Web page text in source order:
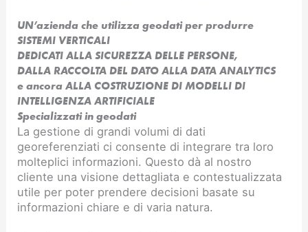
UN’azienda che utilizza geodati per produrre
SISTEMI VERTICALI
DEDICATI ALLA SICUREZZA DELLE PERSONE,
DALLA RACCOLTA DEL DATO ALLA DATA ANALYTICS
e ancora ALLA COSTRUZIONE DI MODELLI DI
INTELLIGENZA ARTIFICIALE​
Specializzati in geodati
La gestione di grandi volumi di dati
georeferenziati ci consente di integrare tra loro
molteplici informazioni. Questo dà al nostro
cliente una visione dettagliata e contestualizzata
utile per poter prendere decisioni basate su
informazioni chiare e di varia natura.